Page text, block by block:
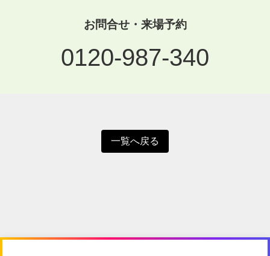
お問合せ・来場予約
0120-987-340
一覧へ戻る